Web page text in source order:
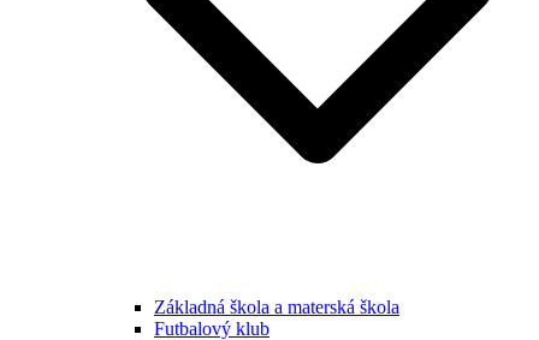
Základná škola a materská škola
Futbalový klub